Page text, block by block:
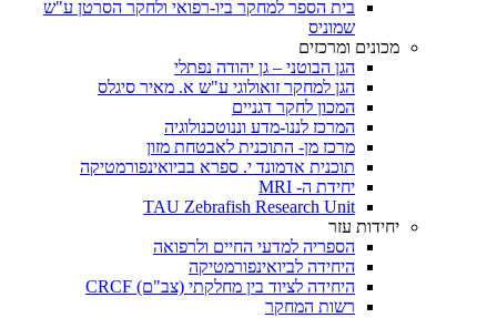
בית הספר למחקר ביו-רפואי ולחקר הסרטן ע"ש
שמוניס
מכונים ומרכזים
הגן הבוטני – גן יהודה נפתלי
הגן למחקר זואולוגי ע"ש א. מאיר סיגלס
המכון לחקר דגניים
המרכז לננו-מדע וננוטכנולוגיה
מרכז מן- התוכנית לאבטחת מזון
תוכנית אדמונד י. ספרא בביואינפורמטיקה
יחידת ה- MRI
TAU Zebrafish Research Unit
יחידות עזר
הספריה למדעי החיים ולרפואה
היחידה לביואינפורמטיקה
היחידה לציוד בין מחלקתי (צב"ם) CRCF
רשות המחקר